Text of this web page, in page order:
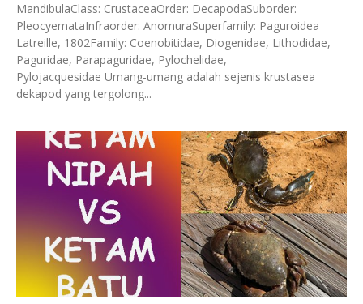
MandibulaClass: CrustaceaOrder: DecapodaSuborder:
PleocyemataInfraorder: AnomuraSuperfamily: Paguroidea
Latreille, 1802Family: Coenobitidae, Diogenidae, Lithodidae,
Paguridae, Parapaguridae, Pylochelidae,
Pylojacquesidae Umang-umang adalah sejenis krustasea
dekapod yang tergolong...